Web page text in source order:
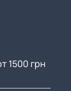
1500 грн